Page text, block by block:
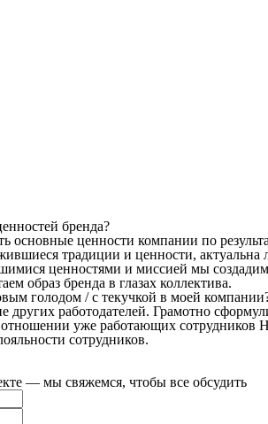
бренда?
ценности компании по
традиции и ценности, актуальна
ценностями и миссией мы
образ бренда в глазах коллектива.
голодом / с текучкой в моей
работодателей. Грамотно
уже работающих
сотрудников.
— мы свяжемся, чтобы все обсудить